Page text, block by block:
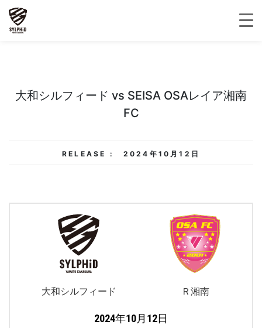
大和シルフィード vs SEISA OSAレイア湘南
FC
RELEASE : 2024年10月12日
大和シルフィード Ｒ湘南
2024年10月12日